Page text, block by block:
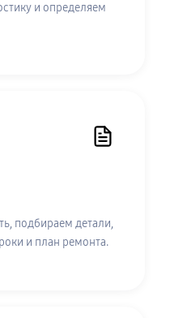
и определяем
подбираем детали,
и план ремонта.